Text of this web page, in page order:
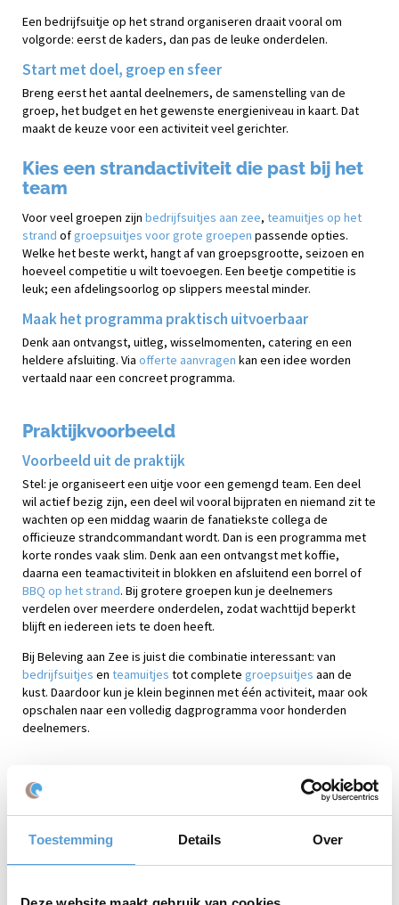
Toestemming Details Over
Een bedrijfsuitje op het strand organiseren draait vooral om
volgorde: eerst de kaders, dan pas de leuke onderdelen.
Start met doel, groep en sfeer
Breng eerst het aantal deelnemers, de samenstelling van de
groep, het budget en het gewenste energieniveau in kaart. Dat
maakt de keuze voor een activiteit veel gerichter.
Kies een strandactiviteit die past bij het
team
Voor veel groepen zijn bedrijfsuitjes aan zee, teamuitjes op het
strand ofgroepsuitjes voor grote groepen passende opties.
Welke het beste werkt, hangt af van groepsgrootte, seizoen en
hoeveel competitie u wilt toevoegen. Een beetje competitie is
leuk; een afdelingsoorlog op slippers meestal minder.
Maak het programma praktisch uitvoerbaar
Denk aan ontvangst, uitleg, wisselmomenten, catering en een
heldere afsluiting. Via offerte aanvragen kan een idee worden
vertaald naar een concreet programma.
Praktijkvoorbeeld
Voorbeeld uit de praktijk
Stel: je organiseert een uitje voor een gemengd team. Een deel
wil actief bezig zijn, een deel wil vooral bijpraten en niemand zit te
wachten op een middag waarin de fanatiekste collega de
officieuze strandcommandant wordt. Dan is een programma met
korte rondes vaak slim. Denk aan een ontvangst met koffie,
daarna een teamactiviteit in blokken en afsluitend een borrel of
BBQ op het strand. Bij grotere groepen kun je deelnemers
verdelen over meerdere onderdelen, zodat wachttijd beperkt
blijft en iedereen iets te doen heeft.
Bij Beleving aan Zee is juist die combinatie interessant: van
bedrijfsuitjes en teamuitjes tot complete groepsuitjes aan de
kust. Daardoor kun je klein beginnen met één activiteit, maar ook
opschalen naar een volledig dagprogramma voor honderden
deelnemers.
Praktische tips voor dit bedrijfsuitje
Bepaal eerst het doel: ontspannen, samenwerken, vieren of
Kies een activiteit die ook geschikt is voor collega’s die minder
sportief zijn.
sprinten tussen ontvangst, spel en diner.